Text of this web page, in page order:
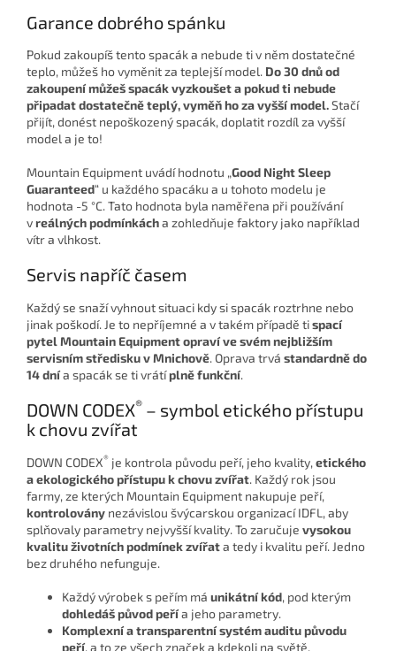
Garance dobrého spánku
Pokud zakoupíš tento spacák a nebude ti v něm dostatečné
teplo, můžeš ho vyměnit za teplejší model. Do 30 dnů od
zakoupení můžeš spacák vyzkoušet a pokud ti nebude
připadat dostatečně teplý, vyměň ho za vyšší model.Stačí
přijít, donést nepoškozený spacák, doplatit rozdíl za vyšší
model a je to!
Mountain Equipment uvádí hodnotu „Good Night Sleep
Guaranteed“ u každého spacáku a u tohoto modelu je
hodnota -5 °C. Tato hodnota byla naměřena při používání
vreálných podmínkácha zohledňuje faktory jako například
vítr a vlhkost.
Servis napříč časem
Každý se snaží vyhnout situaci kdy si spacák roztrhne nebo
jinak poškodí. Je to nepříjemné a v takém případě tispací
pytelMountain Equipment opraví ve svém nejbližším
servisním středisku v Mnichově. Oprava trvá standardně do
14 dnía spacák se ti vrátíplně funkční.
DOWN CODEX® – symbol etického přístupu
k chovu zvířat
DOWN CODEX® je kontrola původu peří, jeho kvality, etického
a ekologického přístupu k chovu zvířat. Každý rok jsou
farmy, ze kterých Mountain Equipment nakupuje peří,
kontrolovány nezávislou švýcarskou organizací IDFL, aby
splňovaly parametry nejvyšší kvality. To zaručuje vysokou
kvalitu životních podmínek zvířata tedy i kvalitu peří. Jedno
bez druhého nefunguje.
Každý výrobek s peřím má unikátní kód, pod kterým
dohledáš původ peřía jeho parametry.
Komplexní a transparentní systém auditu původu
peří, a to ze všech značek a kdekoli na světě.